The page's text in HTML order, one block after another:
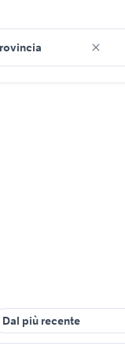
Dal più recente